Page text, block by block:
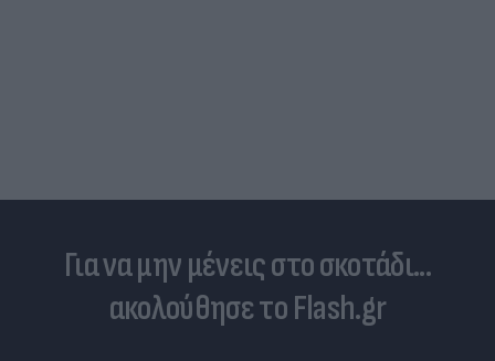
Για να μην μένεις στο σκοτάδι...
ακολούθησε το Flash.gr